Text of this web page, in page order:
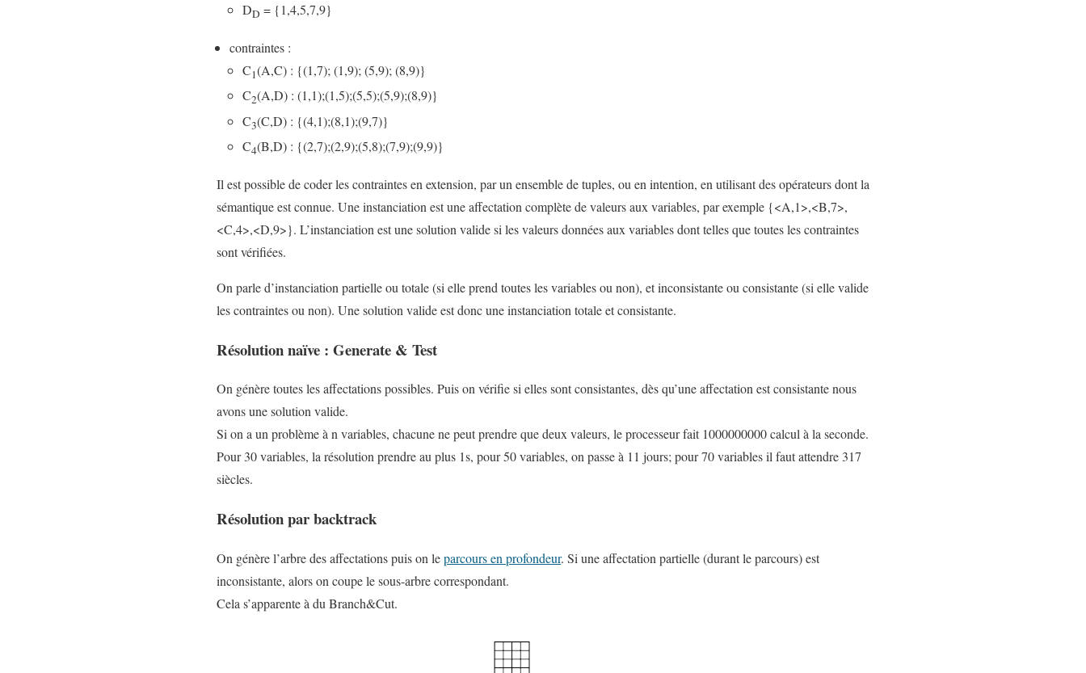
DD = {1,4,5,7,9}
contraintes :
C1(A,C) : {(1,7); (1,9); (5,9); (8,9)}
C2(A,D) : (1,1);(1,5);(5,5);(5,9);(8,9)}
C3(C,D) : {(4,1);(8,1);(9,7)}
C4(B,D) : {(2,7);(2,9);(5,8);(7,9);(9,9)}
Il est possible de coder les contraintes en extension, par un ensemble de tuples, ou en intention, en utilisant des opérateurs dont la
sémantique est connue. Une instanciation est une affectation complète de valeurs aux variables, par exemple {<A,1>,<B,7>,
<C,4>,<D,9>}. L’instanciation est une solution valide si les valeurs données aux variables dont telles que toutes les contraintes
sont vérifiées.
On parle d’instanciation partielle ou totale (si elle prend toutes les variables ou non), et inconsistante ou consistante (si elle valide
les contraintes ou non). Une solution valide est donc une instanciation totale et consistante.
Résolution naïve : Generate & Test
On génère toutes les affectations possibles. Puis on vérifie si elles sont consistantes, dès qu’une affectation est consistante nous
avons une solution valide.
Si on a un problème à n variables, chacune ne peut prendre que deux valeurs, le processeur fait 1000000000 calcul à la seconde.
Pour 30 variables, la résolution prendre au plus 1s, pour 50 variables, on passe à 11 jours; pour 70 variables il faut attendre 317
siècles.
Résolution par backtrack
On génère l’arbre des affectations puis on leparcours en profondeur. Si une affectation partielle (durant le parcours) est
inconsistante, alors on coupe le sous-arbre correspondant.
Cela s’apparente à du Branch&Cut.